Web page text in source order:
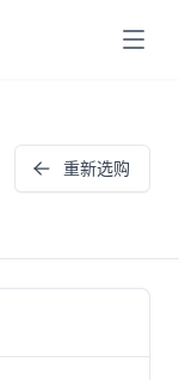
重新选购